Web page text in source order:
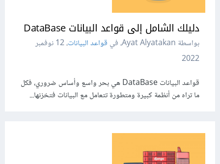
دليلك الشامل إلى قواعد البيانات DataBase
بواسطة Ayat Alyatakan، في قواعد البيانات،
12 نوفمبر
2022
قواعد البيانات DataBase هي بحر واسع وأساس ضروري، فكل
ما تراه من أنظمة كبيرة ومتطورة تتعامل مع البيانات فتخزنها...